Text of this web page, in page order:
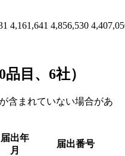
4,161,641 4,856,530
目、6社）
含まれていない場合があ
届出年
月
届出番号